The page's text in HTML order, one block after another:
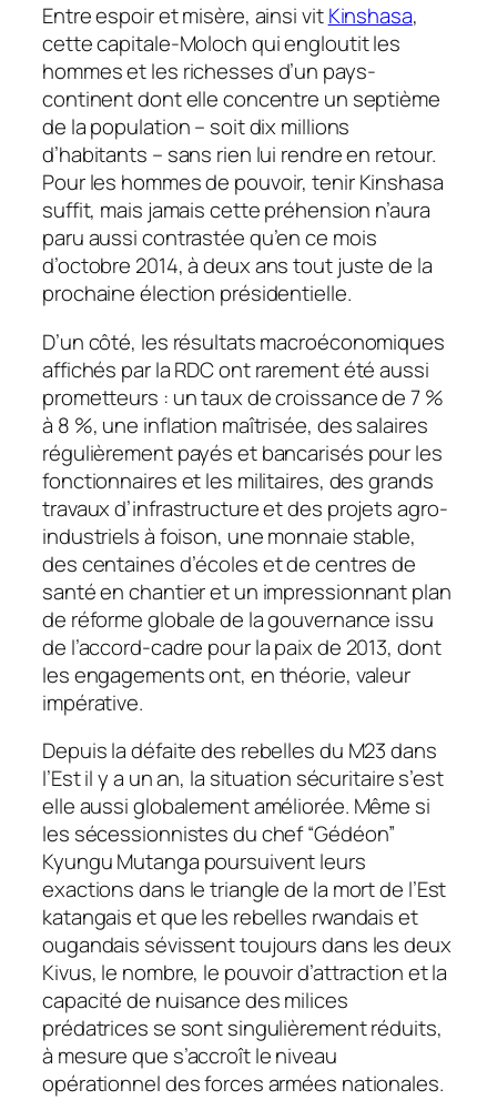
Entre espoir et misère, ainsi vitKinshasa,
cette capitale-Moloch qui engloutit les
hommes et les richesses d’un pays-
continent dont elle concentre un septième
de la population – soit dix millions
d’habitants – sans rien lui rendre en retour.
Pour les hommes de pouvoir, tenir Kinshasa
suffit, mais jamais cette préhension n’aura
paru aussi contrastée qu’en ce mois
d’octobre 2014, à deux ans tout juste de la
prochaine élection présidentielle.
D’un côté, les résultats macroéconomiques
affichés par la RDC ont rarement été aussi
prometteurs : un taux de croissance de 7 %
à 8 %, une inflation maîtrisée, des salaires
régulièrement payés et bancarisés pour les
fonctionnaires et les militaires, des grands
travaux d’infrastructure et des projets agro-
industriels à foison, une monnaie stable,
des centaines d’écoles et de centres de
santé en chantier et un impressionnant plan
de réforme globale de la gouvernance issu
de l’accord-cadre pour la paix de 2013, dont
les engagements ont, en théorie, valeur
impérative.
Depuis la défaite des rebelles du M23 dans
l’Est il y a un an, la situation sécuritaire s’est
elle aussi globalement améliorée. Même si
les sécessionnistes du chef “Gédéon”
Kyungu Mutanga poursuivent leurs
exactions dans le triangle de la mort de l’Est
katangais et que les rebelles rwandais et
ougandais sévissent toujours dans les deux
Kivus, le nombre, le pouvoir d’attraction et la
capacité de nuisance des milices
prédatrices se sont singulièrement réduits,
à mesure que s’accroît le niveau
opérationnel des forces armées nationales.